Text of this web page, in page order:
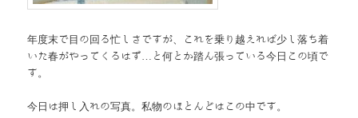
年度末で目の回る忙しさですが、これを乗り越えれば少し落ち着
いた春がやってくるはず…と何とか踏ん張っている今日この頃で
す。
今日は押し入れの写真。私物のほとんどはこの中です。